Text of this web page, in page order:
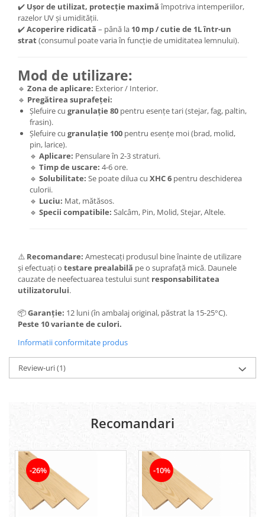
✔️ Ușor de utilizat, protecție maximăîmpotriva intemperiilor,
razelor UV și umidității.
✔️Acoperire ridicată – până la 10 mp / cutie de 1L într-un
strat(consumul poate varia în funcție de umiditatea lemnului).
Mod de utilizare:
🔹 Zona de aplicare: Exterior / Interior.
🔹 Pregătirea suprafeței:
Șlefuire cu granulație 80 pentru esențe tari (stejar, fag, paltin,
frasin).
Șlefuire cu granulație 100 pentru esențe moi (brad, molid,
pin, larice).
🔹 Aplicare: Pensulare în 2-3 straturi.
🔹 Timp de uscare: 4-6 ore.
🔹 Solubilitate: Se poate dilua cu XHC 6 pentru deschiderea
culorii.
🔹 Luciu: Mat, mătăsos.
🔹 Specii compatibile: Salcâm, Pin, Molid, Stejar, Altele.
⚠️ Recomandare: Amestecați produsul bine înainte de utilizare
și efectuați o testare prealabilă pe o suprafață mică. Daunele
cauzate de neefectuarea testului sunt responsabilitatea
utilizatorului.
📦Garanție: 12 luni (în ambalaj original, păstrat la 15-25°C).
Peste 10 variante de culori.
Informatii conformitate produs
Review-uri(1)
Recomandari
-26% -10%